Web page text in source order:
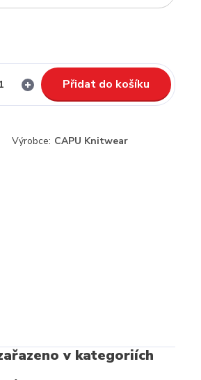
Přidat do košíku
Výrobce: CAPU Knitwear
v kategoriích